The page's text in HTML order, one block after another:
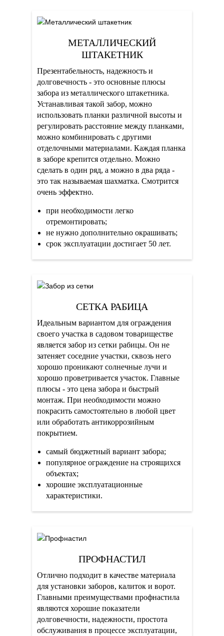
МЕТАЛЛИЧЕСКИЙ
ШТАКЕТНИК
Презентабельность, надежность и
долговечность - это основные плюсы
забора из металлического штакетника.
Устанавливая такой забор, можно
использовать планки различной высоты и
регулировать расстояние между планками,
можно комбинировать с другими
отделочными материалами. Каждая планка
в заборе крепится отдельно. Можно
сделать в один ряд, а можно в два ряда -
это так называемая шахматка. Смотрится
очень эффектно.
при необходимости легко
отремонтировать;
не нужно дополнительно окрашивать;
срок эксплуатации достигает 50 лет.
СЕТКА РАБИЦА
Идеальным вариантом для ограждения
своего участка в садовом товариществе
является забор из сетки рабицы. Он не
затеняет соседние участки, сквозь него
хорошо проникают солнечные лучи и
хорошо проветривается участок. Главные
плюсы - это цена забора и быстрый
монтаж. При необходимости можно
покрасить самостоятельно в любой цвет
или обработать антикоррозийным
покрытием.
самый бюджетный вариант забора;
популярное ограждение на строящихся
объектах;
хорошие эксплуатационные
характеристики.
ПРОФНАСТИЛ
Отлично подходит в качестве материала
для установки заборов, калиток и ворот.
Главными преимуществами профнастила
являются хорошие показатели
долговечности, надежности, простота
обслуживания в процессе эксплуатации,